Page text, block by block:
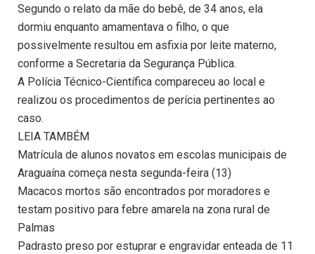
Segundo o relato da mãe do bebê, de 34 anos, ela
dormiu enquanto amamentava o filho, o que
possivelmente resultou em asfixia por leite materno,
conforme a Secretaria da Segurança Pública.
A Polícia Técnico-Científica compareceu ao local e
realizou os procedimentos de perícia pertinentes ao
caso.
LEIA TAMBÉM
Matrícula de alunos novatos em escolas municipais de
Araguaína começa nesta segunda-feira (13)
Macacos mortos são encontrados por moradores e
testam positivo para febre amarela na zona rural de
Palmas
Padrasto preso por estuprar e engravidar enteada de 11